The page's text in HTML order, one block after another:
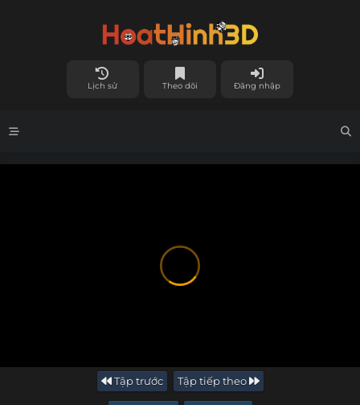
Lịch sử Theo dõi Đăng nhập
Tập trước Tập tiếp theo